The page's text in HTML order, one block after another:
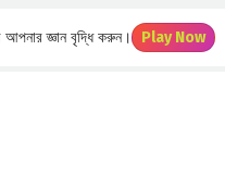
জ্ঞান বৃদ্ধি করুন। Play Now